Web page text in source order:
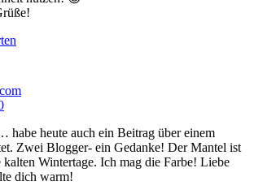
habe heute auch ein Beitrag über einem
Zwei Blogger- ein Gedanke! Der Mantel ist
Wintertage. Ich mag die Farbe! Liebe
dich warm!